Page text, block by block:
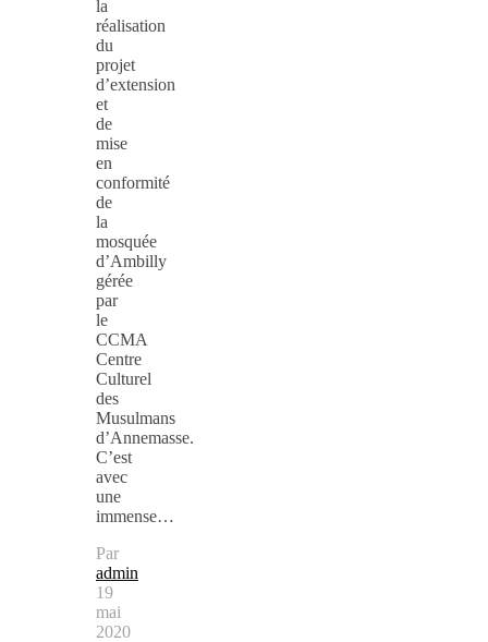
la
réalisation
du
projet
d’extension
et
de
mise
en
conformité
de
la
mosquée
d’Ambilly
gérée
par
le
CCMA
Centre
Culturel
des
Musulmans
d’Annemasse.
C’est
avec
une
immense…
Par
admin
19
mai
2020